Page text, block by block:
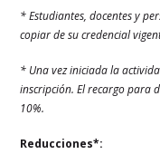
* Estudiantes, docentes y
copiar de su credencial
* Una vez iniciada la
inscripción. El recargo para
10%.
Reducciones*: